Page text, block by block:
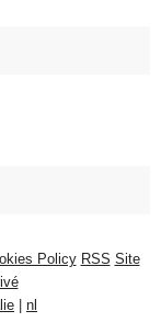
Policy RSS Site
| nl